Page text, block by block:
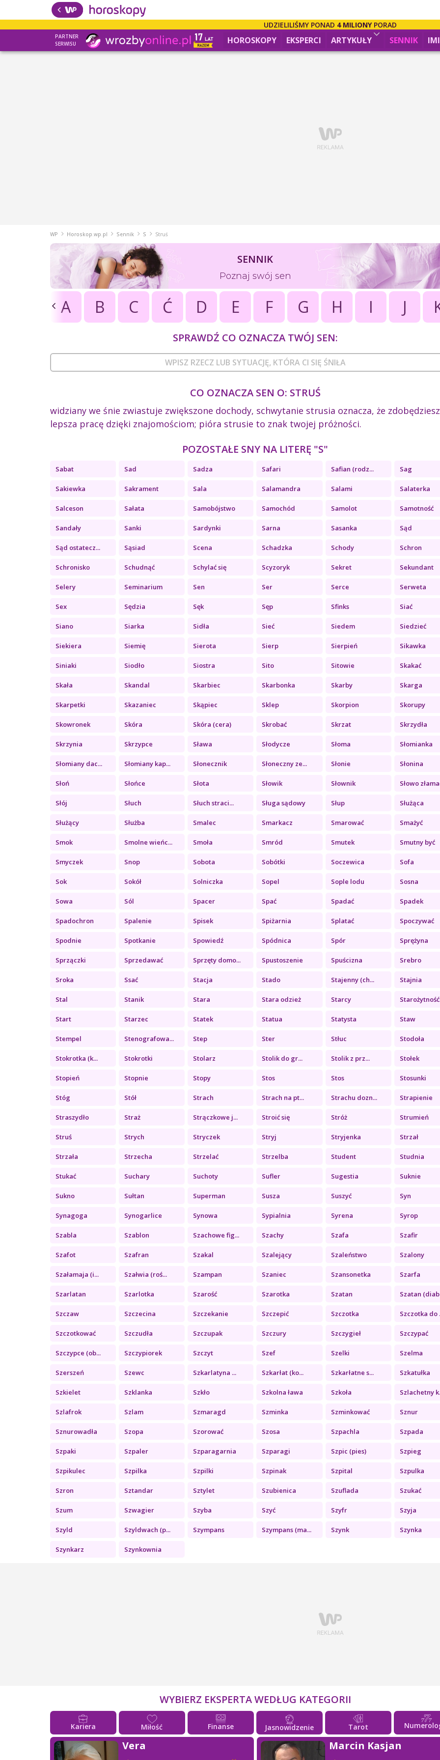
UDZIELILIŚMY PONAD 4 MILIONYPORAD
PARTNER
SERWISU
HOROSKOPY EKSPERCI ARTYKUŁY SENNIK
WP Horoskop.wp.pl Sennik S Struś
SENNIK
Poznaj swój sen
A B C Ć D E F G H I J
SPRAWDŹ CO OZNACZA TWÓJ SEN:
CO OZNACZA SEN O: STRUŚ
widziany we śnie zwiastuje zwiększone dochody, schwytanie strusia oznacza, że zdobędziesz
lepsza pracę dzięki znajomościom; pióra strusie to znak twojej próżności.
POZOSTAŁE SNY NA LITERĘ "S"
Sabat Sad Sadza Safari Safian (rodz... Sag
Sakiewka Sakrament Sala Salamandra Salami Salaterka
Salceson Sałata Samobójstwo Samochód Samolot Samotność
Sandały Sanki Sardynki Sarna Sasanka Sąd
Sąd ostatecz... Sąsiad Scena Schadzka Schody Schron
Schronisko Schudnąć Schylać się Scyzoryk Sekret Sekundant
Selery Seminarium Sen Ser Serce Serweta
Sex Sędzia Sęk Sęp Sfinks Siać
Siano Siarka Sidła Sieć Siedem Siedzieć
Siekiera Siemię Sierota Sierp Sierpień Sikawka
Siniaki Siodło Siostra Sito Sitowie Skakać
Skała Skandal Skarbiec Skarbonka Skarby Skarga
Skarpetki Skazaniec Skąpiec Sklep Skorpion Skorupy
Skowronek Skóra Skóra (cera) Skrobać Skrzat Skrzydła
Skrzynia Skrzypce Sława Słodycze Słoma Słomianka
Słomiany dac... Słomiany kap... Słonecznik Słoneczny ze... Słonie Słonina
Słoń Słońce Słota Słowik Słownik Słowo
Słój Słuch Słuch straci... Sługa sądowy Słup Służąca
Służący Służba Smalec Smarkacz Smarować Smażyć
Smok Smolne wieńc... Smoła Smród Smutek Smutny być
Smyczek Snop Sobota Sobótki Soczewica Sofa
Sok Sokół Solniczka Sopel Sople lodu Sosna
Sowa Sól Spacer Spać Spadać Spadek
Spadochron Spalenie Spisek Spiżarnia Splatać Spoczywać
Spodnie Spotkanie Spowiedź Spódnica Spór Sprężyna
Sprzączki Sprzedawać Sprzęty domo... Spustoszenie Spuścizna Srebro
Sroka Ssać Stacja Stado Stajenny (ch... Stajnia
Stal Stanik Stara Stara odzież Starcy Starożytność
Start Starzec Statek Statua Statysta Staw
Stempel Stenografowa... Step Ster Stłuc Stodoła
Stokrotka (k... Stokrotki Stolarz Stolik do gr... Stolik z prz... Stołek
Stopień Stopnie Stopy Stos Stos Stosunki
Stóg Stół Strach Strach na pt... Strachu dozn... Strapienie
Straszydło Straż Strączkowe j... Stroić się Stróż Strumień
Struś Strych Stryczek Stryj Stryjenka Strzał
Strzała Strzecha Strzelać Strzelba Student Studnia
Stukać Suchary Suchoty Sufler Sugestia Suknie
Sukno Sułtan Superman Susza Suszyć Syn
Synagoga Synogarlice Synowa Sypialnia Syrena Syrop
Szabla Szablon Szachowe fig... Szachy Szafa Szafir
Szafot Szafran Szakal Szalejący Szaleństwo Szalony
Szałamaja (i... Szałwia (roś... Szampan Szaniec Szansonetka Szarfa
Szarlatan Szarlotka Szarość Szarotka Szatan Szatan
Szczaw Szczecina Szczekanie Szczepić Szczotka Szczotka do
Szczotkować Szczudła Szczupak Szczury Szczygieł Szczypać
Szczypce (ob... Szczypiorek Szczyt Szef Szelki Szelma
Szerszeń Szewc Szkarlatyna ... Szkarłat (ko... Szkarłatne s... Szkatułka
Szkielet Szklanka Szkło Szkolna ława Szkoła Szlachetny
Szlafrok Szlam Szmaragd Szminka Szminkować Sznur
Sznurowadła Szopa Szorować Szosa Szpachla Szpada
Szpaki Szpaler Szparagarnia Szparagi Szpic (pies) Szpieg
Szpikulec Szpilka Szpilki Szpinak Szpital Szpulka
Szron Sztandar Sztylet Szubienica Szuflada Szukać
Szum Szwagier Szyba Szyć Szyfr Szyja
Szyld Szyldwach (p... Szympans Szympans (ma... Szynk Szynka
Szynkarz Szynkownia
WYBIERZ EKSPERTA WEDŁUG KATEGORII
Kariera Miłość Finanse Jasnowidzenie Tarot
Vera Marcin Kasjan